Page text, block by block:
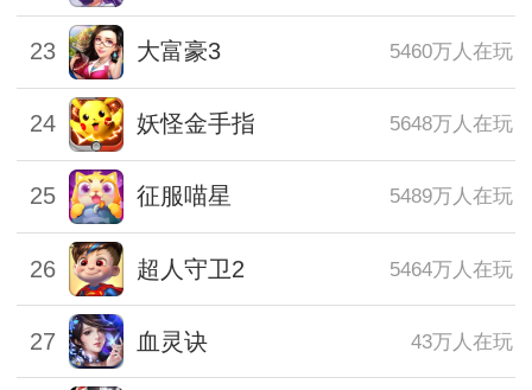
23 大富豪3 5460万人在玩
24 妖怪金手指 5648万人在玩
25 征服喵星 5489万人在玩
26 超人守卫2 5464万人在玩
27 血灵诀 43万人在玩